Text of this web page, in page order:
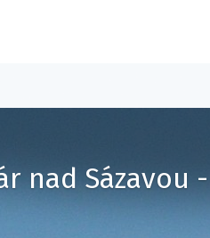
nad Sázavou -